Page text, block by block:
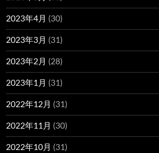
2023年4月 (30)
2023年3月 (31)
2023年2月 (28)
2023年1月 (31)
2022年12月 (31)
2022年11月 (30)
2022年10月 (31)